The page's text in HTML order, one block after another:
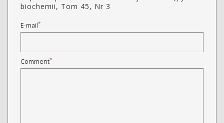
biochemii, Tom 45, Nr 3
E-mail*
Comment*